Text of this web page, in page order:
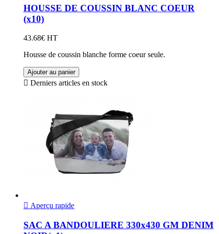
HOUSSE DE COUSSIN BLANC COEUR
(x10)
43.68€ HT
Housse de coussin blanche forme coeur seule.
Ajouter au panier
 Derniers articles en stock
 Aperçu rapide
SAC A BANDOULIERE 330x430 GM DENIM